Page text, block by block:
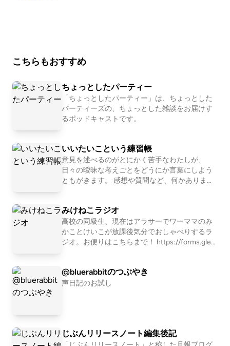
こちらもおすすめ
ちょっとしたパーティー
「ちょっとしたパーティー」は、ちょっとした
パーティーズの、ちょっとした雑談をお届けす
るポッドキャストです。
いいたいこという練習帳
意見を述べるのがとにかく苦手なわたしが、
日々の曖昧な考えごとをどうにか言葉にしよう
ともがきます。 感想や質問など、何かありまし
も）: https://wavebox.me/wave/bc7sgqttzpd8w
w2u/ 文字起こし: https://listen.style/p/iitai?t8gr
eVUD webサイト: https://scrapbox.io/iitai/
みけねこラジオ
高校の同級生、現在はアラサーでワーママのみ
かことけいこが放課後気分でおしゃべりするラ
ジオ。お便りはこちらまで！ https://forms.gle/L
m/mikeneko_radio/ ▼LISTEN（配信内容をテキ
ストで読めます） https://listen.style/p/mikenek
@bluerabbitのつぶやき
声日記のお試し
じぶんリリースノート編集後記